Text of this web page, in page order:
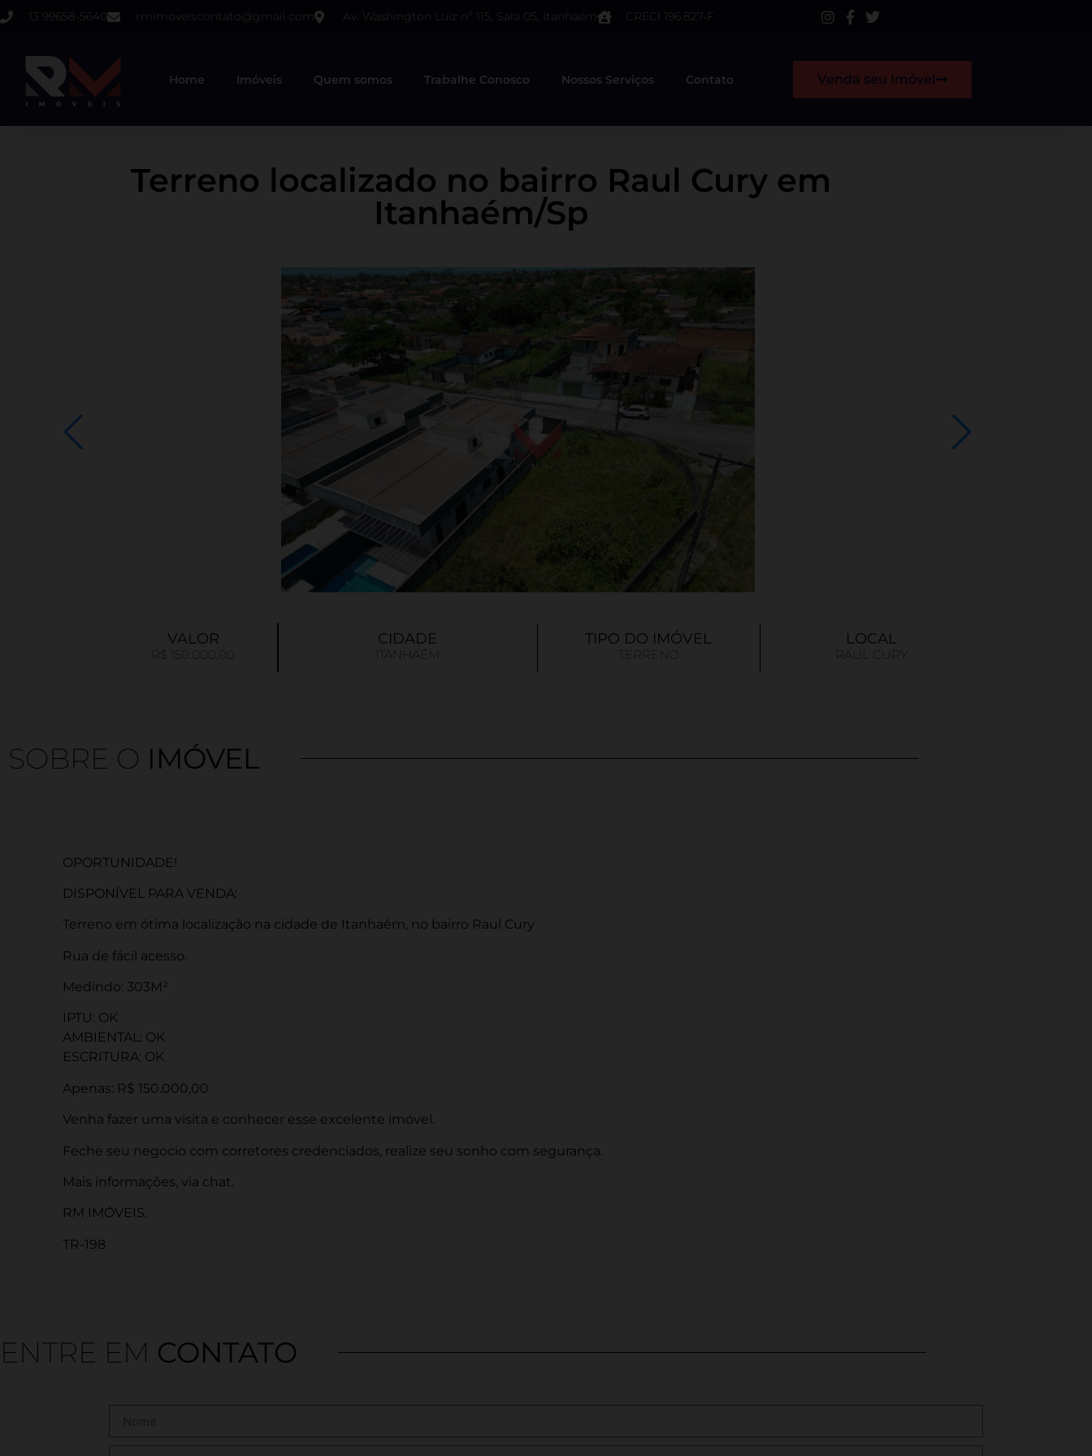
13 99658-5640 rmimoveiscontato@gmail.com Av. Washington Luiz nº 115, Sala 05, Itanhaém CRECI 196.827-F
Home Imóveis Quem somos Trabalhe Conosco Nossos Serviços Contato Venda seu Imóvel
Terreno localizado no bairro Raul Cury em
Itanhaém/Sp
VALOR
R$ 150.000,00
CIDADE
ITANHAÉM
TIPO DO IMÓVEL
TERRENO
LOCAL
RAUL CURY
SOBRE O IMÓVEL
OPORTUNIDADE!
DISPONÍVEL PARA VENDA:
Terreno em ótima localização na cidade de Itanhaém, no bairro Raul Cury
Rua de fácil acesso.
Medindo: 303M²
IPTU: OK
AMBIENTAL: OK
ESCRITURA: OK
Apenas: R$ 150.000,00
Venha fazer uma visita e conhecer esse excelente imóvel.
Feche seu negocio com corretores credenciados, realize seu sonho com segurança.
Mais informações, via chat.
RM IMÓVEIS.
TR-198
ENTRE EM CONTATO